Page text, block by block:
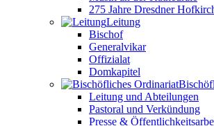
275 Jahre Dresdner
Leitung
Bischof
Generalvikar
Offizialat
Domkapitel
Leitung und Abteilungen
Pastoral und Verkündung
Presse &